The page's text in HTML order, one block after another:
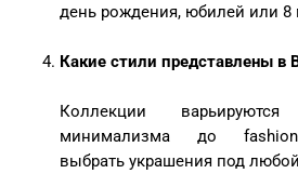
день рождения, юбилей или 8
Какие стили представлены в
Коллекции
минимализма до fashion-
выбрать украшения под